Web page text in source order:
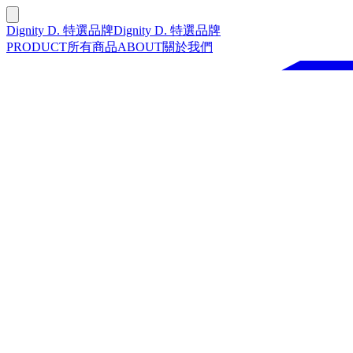
Dignity D. 特選品牌Dignity D. 特選品牌
PRODUCT所有商品ABOUT關於我們